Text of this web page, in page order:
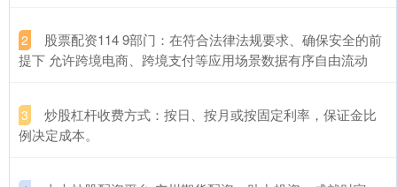
2
​股票配资114 9部门：在符合法律法规要求、确保安全的前
提下 允许跨境电商、跨境支付等应用场景数据有序自由流动
3
​炒股杠杆收费方式：按日、按月或按固定利率，保证金比
例决定成本。